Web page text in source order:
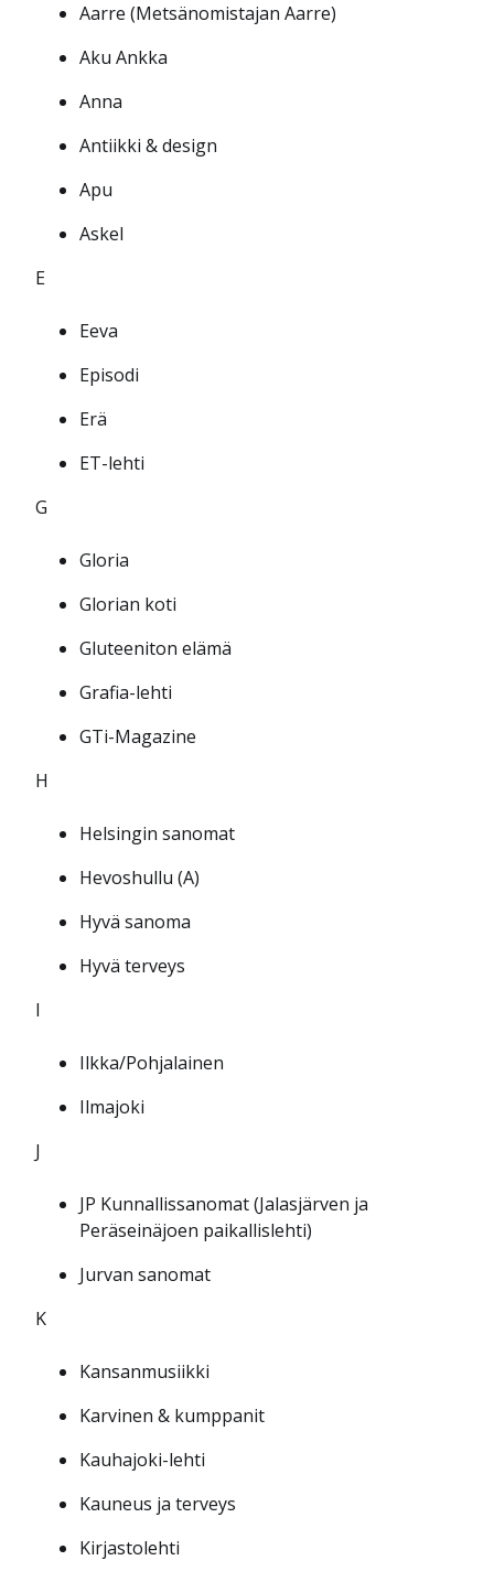
Aarre (Metsänomistajan Aarre)
Aku Ankka
Anna
Antiikki & design
Apu
Askel
E
Eeva
Episodi
Erä
ET-lehti
G
Gloria
Glorian koti
Gluteeniton elämä
Grafia-lehti
GTi-Magazine
H
Helsingin sanomat
Hevoshullu (A)
Hyvä sanoma
Hyvä terveys
I
Ilkka/Pohjalainen
Ilmajoki
J
JP Kunnallissanomat (Jalasjärven ja
Peräseinäjoen paikallislehti)
Jurvan sanomat
K
Kansanmusiikki
Karvinen & kumppanit
Kauhajoki-lehti
Kauneus ja terveys
Kirjastolehti